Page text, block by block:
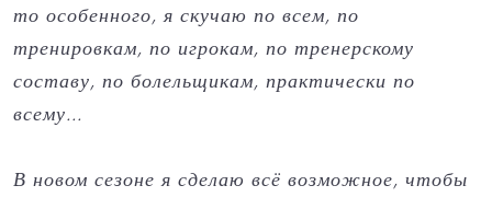
то особенного, я скучаю по всем, по
тренировкам, по игрокам, по тренерскому
составу, по болельщикам, практически по
всему...
В новом сезоне я сделаю всё возможное, чтобы